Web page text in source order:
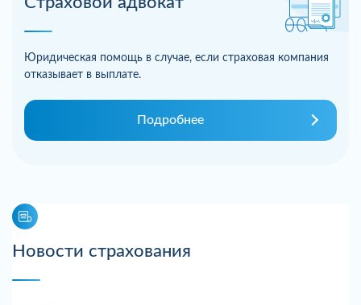
Юридическая помощь в случае, если страховая компания
отказывает в выплате.
Подробнее
Новости страхования